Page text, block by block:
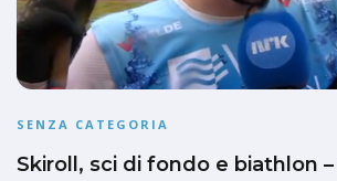
SENZA CATEGORIA
Skiroll, sci di fondo e biathlon –